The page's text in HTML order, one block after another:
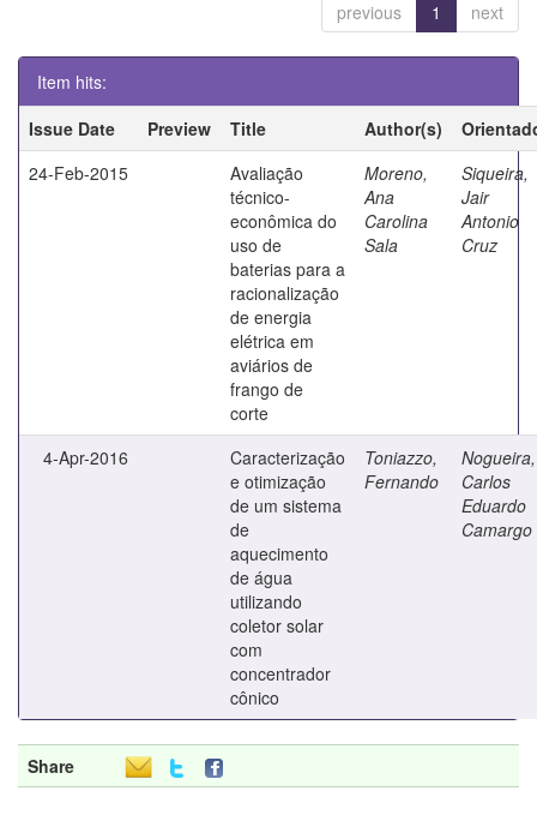
previous 1 next
Item hits:
Issue Date
Preview Title Author(s)
24-Feb-2015
Avaliação
técnico-
econômica do
uso de
baterias para a
racionalização
de energia
elétrica em
aviários de
frango de
corte
Moreno,
Ana
Carolina
Sala
Siqueira,
Jair
Antonio
Cruz
4-Apr-2016
Caracterização
e otimização
de um sistema
de
aquecimento
de água
utilizando
coletor solar
com
concentrador
cônico
Toniazzo,
Fernando
Nogueira,
Carlos
Eduardo
Camargo
Share